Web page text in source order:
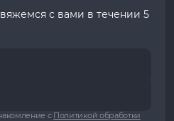
с вами в течении 5
с Политикой обработки